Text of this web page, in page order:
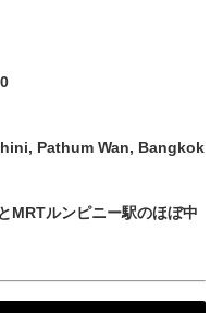
Pathum Wan, Bangkok
MRTルンピニー駅のほぼ中